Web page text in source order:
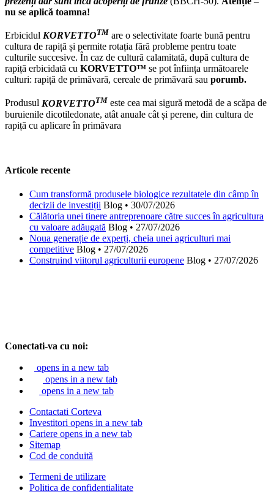
nu se aplică toamna!
Erbicidul KORVETTOTM are o selectivitate foarte bună pentru
cultura de rapiță și permite rotația fără probleme pentru toate
culturile succesive. În caz de cultură calamitată, după cultura de
rapiță erbicidată cu KORVETTO™ se pot înființa următoarele
culturi: rapiță de primăvară, cereale de primăvară sau porumb.
Produsul KORVETTOTM este cea mai sigură metodă de a scăpa de
buruienile dicotiledonate, atât anuale cât și perene, din cultura de
rapiță cu aplicare în primăvara
Articole recente
Cum transformă produsele biologice rezultatele din câmp în
decizii de investiții Blog • 30/07/2026
Călătoria unei tinere antreprenoare către succes în agricultura
cu valoare adăugată Blog • 27/07/2026
Noua generație de experți, cheia unei agriculturi mai
competitive Blog • 27/07/2026
Construind viitorul agriculturii europene Blog • 27/07/2026
Conectati-va cu noi:
opens in a new tab
opens in a new tab
opens in a new tab
Contactati Corteva
Investitori opens in a new tab
Cariere opens in a new tab
Sitemap
Cod de conduită
Termeni de utilizare
Politica de confidentialitate